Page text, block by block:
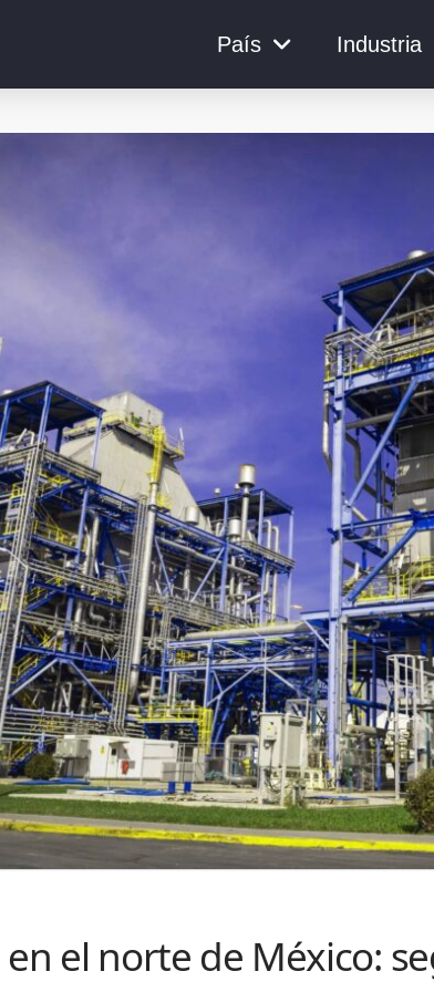
País Industria
el norte de México: